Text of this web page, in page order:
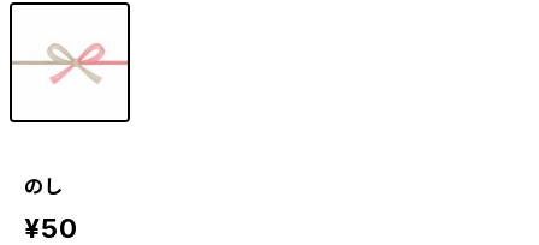
のし
¥50